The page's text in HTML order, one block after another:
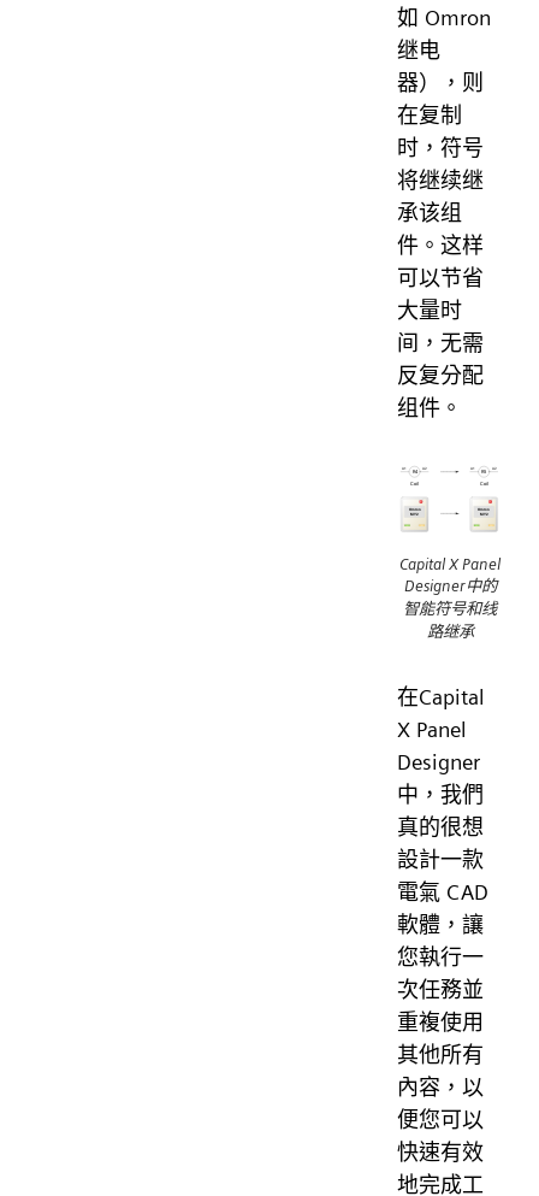
如 Omron
继电
器），则
在复制
时，符号
将继续继
承该组
件。这样
可以节省
大量时
间，无需
反复分配
组件。
Capital X Panel
Designer中的
智能符号和线
路继承
在Capital
X Panel
Designer
中，我們
真的很想
設計一款
電氣 CAD
軟體，讓
您執行一
次任務並
重複使用
其他所有
內容，以
便您可以
快速有效
地完成工